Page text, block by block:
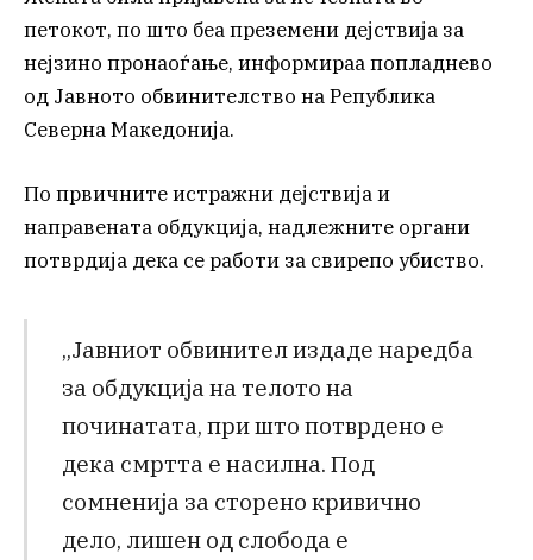
петокот, по што беа преземени дејствија за
нејзино пронаоѓање, информираа попладнево
од Јавното обвинителство на Република
Северна Македонија.
По првичните истражни дејствија и
направената обдукција, надлежните органи
потврдија дека се работи за свирепо убиство.
„Јавниот обвинител издаде наредба
за обдукција на телото на
починатата, при што потврдено е
дека смртта е насилна. Под
сомненија за сторено кривично
дело, лишен од слобода е